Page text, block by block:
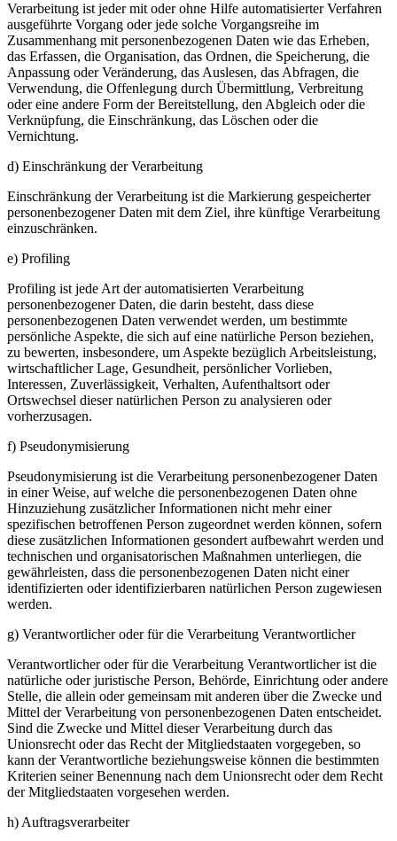
Verarbeitung ist jeder mit oder ohne Hilfe automatisierter Verfahren
ausgeführte Vorgang oder jede solche Vorgangsreihe im
Zusammenhang mit personenbezogenen Daten wie das Erheben,
das Erfassen, die Organisation, das Ordnen, die Speicherung, die
Anpassung oder Veränderung, das Auslesen, das Abfragen, die
Verwendung, die Offenlegung durch Übermittlung, Verbreitung
oder eine andere Form der Bereitstellung, den Abgleich oder die
Verknüpfung, die Einschränkung, das Löschen oder die
Vernichtung.
d) Einschränkung der Verarbeitung
Einschränkung der Verarbeitung ist die Markierung gespeicherter
personenbezogener Daten mit dem Ziel, ihre künftige Verarbeitung
einzuschränken.
e) Profiling
Profiling ist jede Art der automatisierten Verarbeitung
personenbezogener Daten, die darin besteht, dass diese
personenbezogenen Daten verwendet werden, um bestimmte
persönliche Aspekte, die sich auf eine natürliche Person beziehen,
zu bewerten, insbesondere, um Aspekte bezüglich Arbeitsleistung,
wirtschaftlicher Lage, Gesundheit, persönlicher Vorlieben,
Interessen, Zuverlässigkeit, Verhalten, Aufenthaltsort oder
Ortswechsel dieser natürlichen Person zu analysieren oder
vorherzusagen.
f) Pseudonymisierung
Pseudonymisierung ist die Verarbeitung personenbezogener Daten
in einer Weise, auf welche die personenbezogenen Daten ohne
Hinzuziehung zusätzlicher Informationen nicht mehr einer
spezifischen betroffenen Person zugeordnet werden können, sofern
diese zusätzlichen Informationen gesondert aufbewahrt werden und
technischen und organisatorischen Maßnahmen unterliegen, die
gewährleisten, dass die personenbezogenen Daten nicht einer
identifizierten oder identifizierbaren natürlichen Person zugewiesen
werden.
g) Verantwortlicher oder für die Verarbeitung Verantwortlicher
Verantwortlicher oder für die Verarbeitung Verantwortlicher ist die
natürliche oder juristische Person, Behörde, Einrichtung oder andere
Stelle, die allein oder gemeinsam mit anderen über die Zwecke und
Mittel der Verarbeitung von personenbezogenen Daten entscheidet.
Sind die Zwecke und Mittel dieser Verarbeitung durch das
Unionsrecht oder das Recht der Mitgliedstaaten vorgegeben, so
kann der Verantwortliche beziehungsweise können die bestimmten
Kriterien seiner Benennung nach dem Unionsrecht oder dem Recht
der Mitgliedstaaten vorgesehen werden.
h) Auftragsverarbeiter